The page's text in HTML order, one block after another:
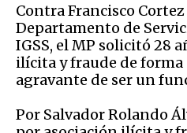
Contra Francisco
Departamento de
IGSS, el MP solicitó 28
ilícita y fraude de
agravante de ser un
Por Salvador Rolando